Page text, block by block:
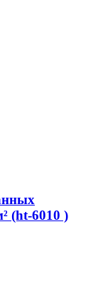
(ht-6010 )